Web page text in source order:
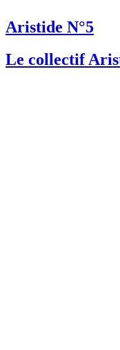
Aristide N°5
Le collectif